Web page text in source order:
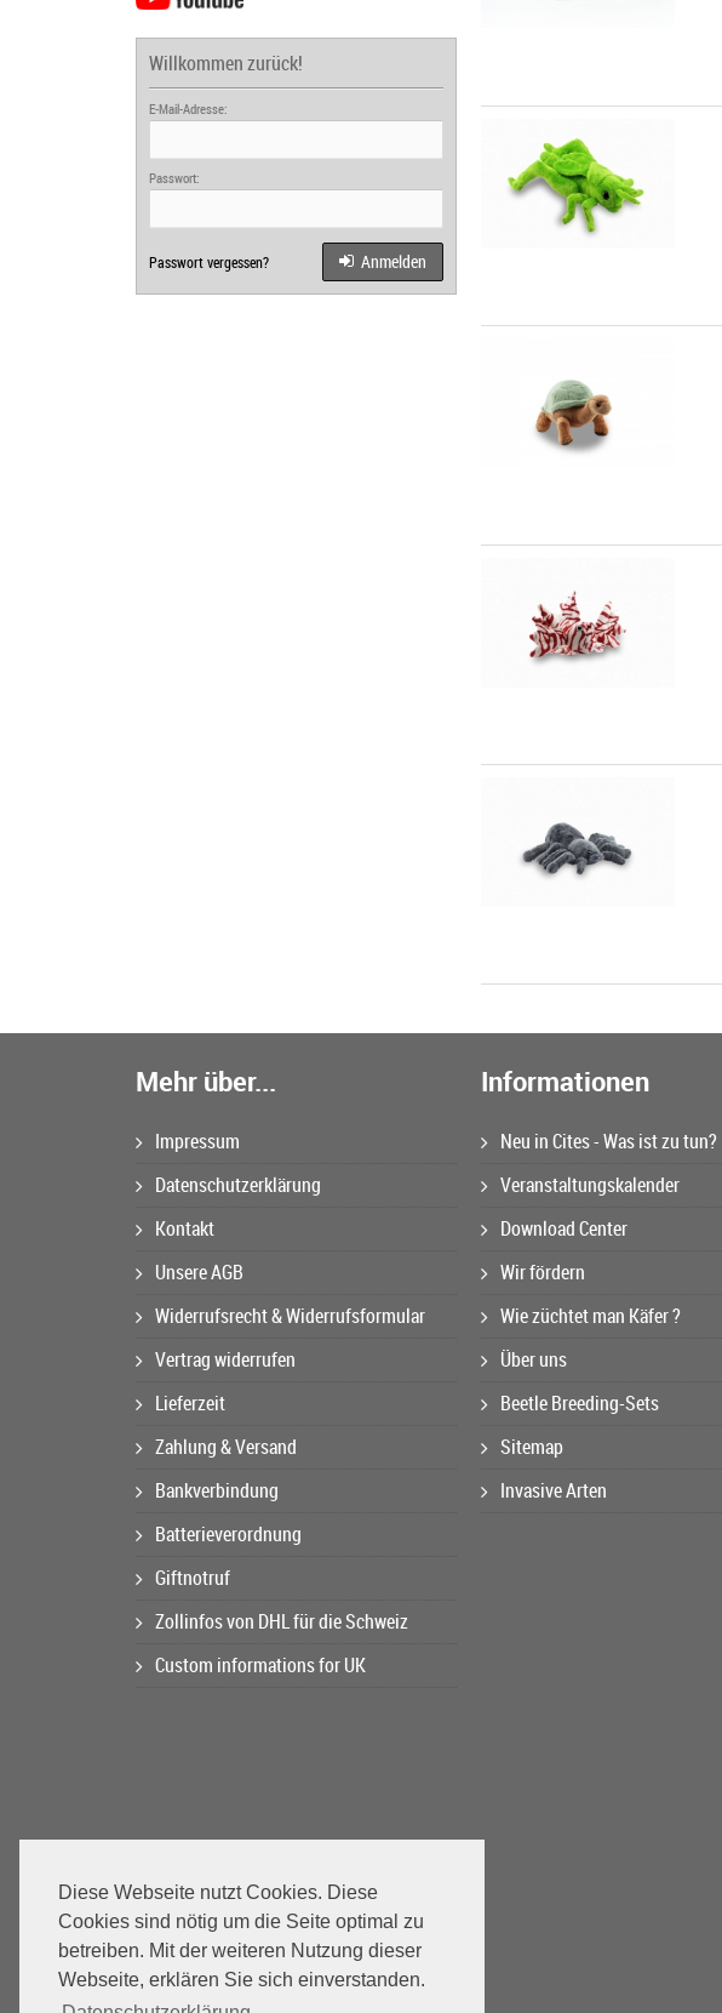
Diese Webseite nutzt Cookies. Diese
Cookies sind nötig um die Seite optimal zu
betreiben. Mit der weiteren Nutzung dieser
Webseite, erklären Sie sich einverstanden.
Willkommen zurück!
E-Mail-Adresse:
Passwort:
Passwort vergessen? Anmelden
Mehr über...
Impressum
Datenschutzerklärung
Kontakt
Unsere AGB
Widerrufsrecht & Widerrufsformular
Vertrag widerrufen
Lieferzeit
Zahlung & Versand
Bankverbindung
Batterieverordnung
Giftnotruf
Zollinfos von DHL für die Schweiz
Custom informations for UK
Informationen
Neu in Cites - Was ist zu tun?
Veranstaltungskalender
Download Center
Wir fördern
Wie züchtet man Käfer ?
Über uns
Beetle Breeding-Sets
Sitemap
Invasive Arten